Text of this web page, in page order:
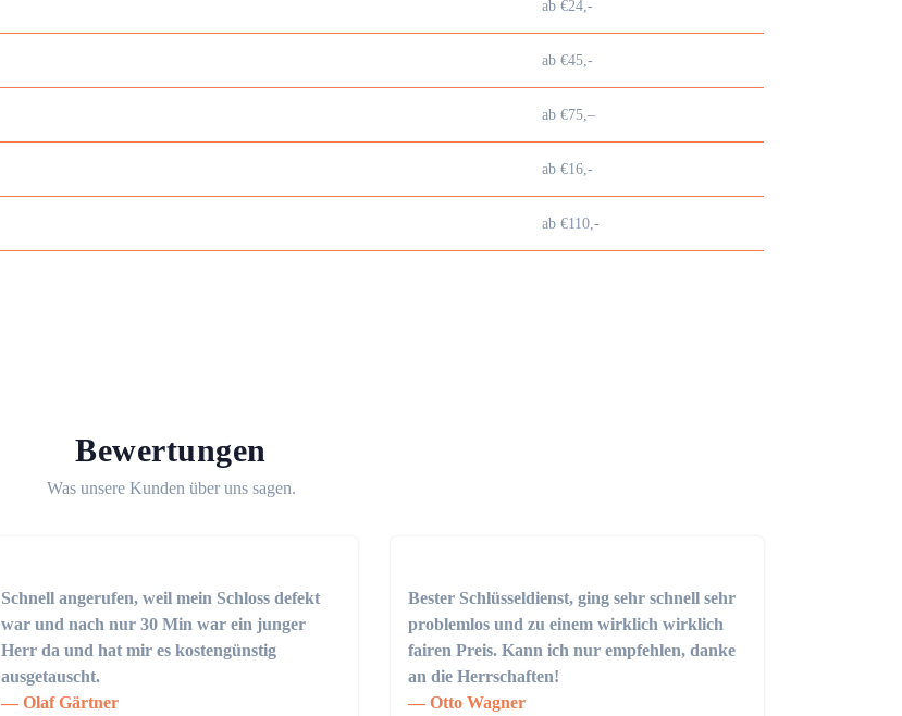
ab €24,-
ab €45,-
ab €75,–
ab €16,-
ab €110,-
Bewertungen
Was unsere Kunden über uns sagen.
Schnell angerufen, weil mein Schloss defekt
war und nach nur 30 Min war ein junger
Herr da und hat mir es kostengünstig
ausgetauscht.
Olaf Gärtner
Bester Schlüsseldienst, ging sehr schnell sehr
problemlos und zu einem wirklich wirklich
fairen Preis. Kann ich nur empfehlen, danke
an die Herrschaften!
Otto Wagner